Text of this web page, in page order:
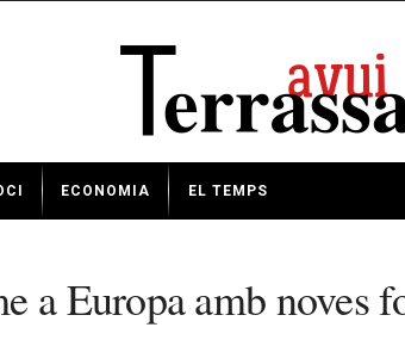
ECONOMIA EL TEMPS
a Europa amb noves